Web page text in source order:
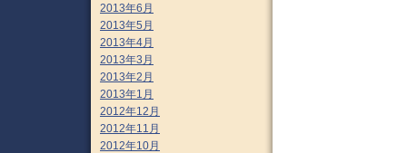
2013年6月
2013年5月
2013年4月
2013年3月
2013年2月
2013年1月
2012年12月
2012年11月
2012年10月